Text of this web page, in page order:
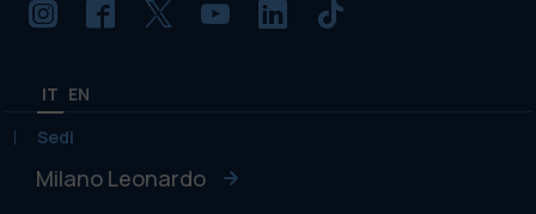
IT EN
Sedi
Milano Leonardo